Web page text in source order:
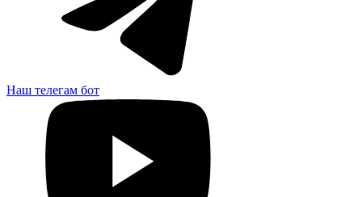
Наш телегам бот